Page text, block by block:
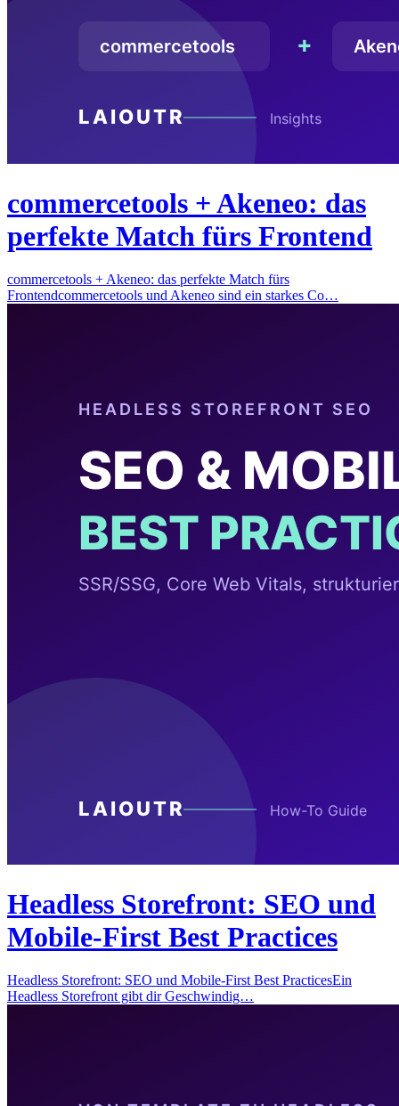
commercetools + Akeneo: das
perfekte Match fürs Frontend
commercetools + Akeneo: das perfekte Match fürs
Frontendcommercetools und Akeneo sind ein starkes Co…
Headless Storefront: SEO und
Mobile-First Best Practices
Headless Storefront: SEO und Mobile-First Best PracticesEin
Headless Storefront gibt dir Geschwindig…